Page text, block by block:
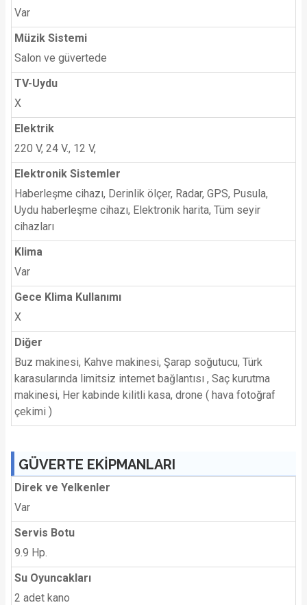
Var
Müzik Sistemi
Salon ve güvertede
TV-Uydu
X
Elektrik
220 V, 24 V., 12 V,
Elektronik Sistemler
Haberleşme cihazı, Derinlik ölçer, Radar, GPS, Pusula,
Uydu haberleşme cihazı, Elektronik harita, Tüm seyir
cihazları
Klima
Var
Gece Klima Kullanımı
X
Diğer
Buz makinesi, Kahve makinesi, Şarap soğutucu, Türk
karasularında limitsiz internet bağlantısı , Saç kurutma
makinesi, Her kabinde kilitli kasa, drone ( hava fotoğraf
çekimi )
GÜVERTE EKİPMANLARI
Direk ve Yelkenler
Var
Servis Botu
9.9 Hp.
Su Oyuncakları
2 adet kano